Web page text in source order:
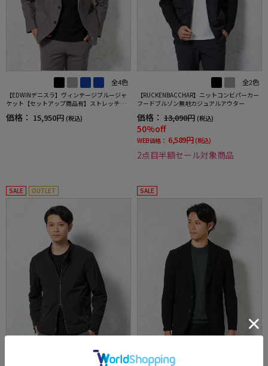
全4色
【EDWINデニスラ】ヴィンテージブルージャ
ケット【セットアップ商品有】ストレッチ無
地通年
価格： 15,950円 (税込)
全2色
【RUCKENBACCHAR】ニットコンビパーカー
フードブルゾン無地カジュアルアウター
価格： 13,090円 (税込)
50%off
WEB価格： 6,589円 (税込)
2点目半額セール対象商品
SALE OUTLET SALE